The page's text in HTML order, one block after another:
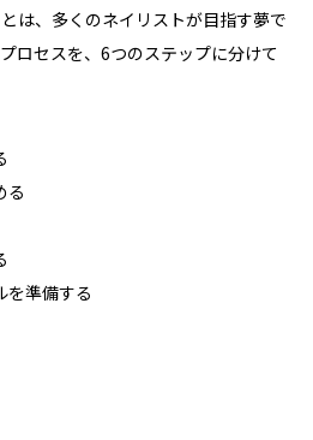
は、多くのネイリストが目指す夢で
ロセスを、6つのステップに分けて
る
を準備する